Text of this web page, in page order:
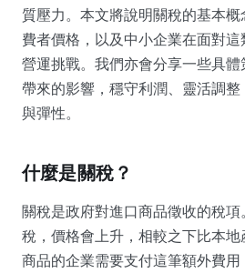
質壓力。本文將說明關稅的基本
費者價格，以及中小企業在面對
營運挑戰。我們亦會分享一些具
帶來的影響，穩守利潤、靈活調
與彈性。
什麼是關稅？
關稅是政府對進口商品徵收的稅
稅，價格會上升，相較之下比本
商品的企業需要支付這筆額外費用